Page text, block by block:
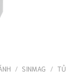
/ SINMAG / TỦ